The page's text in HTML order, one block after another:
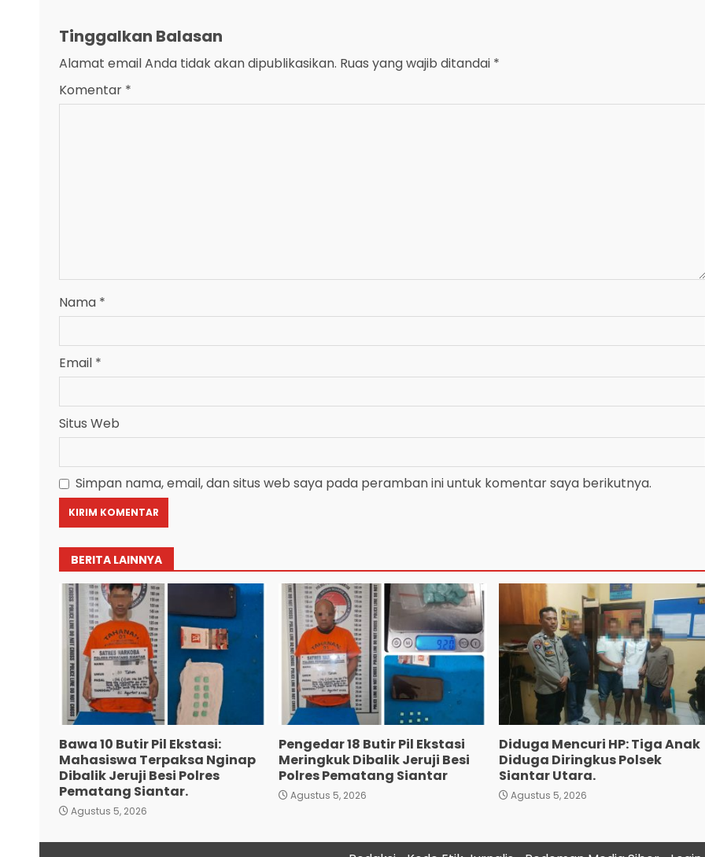
Tinggalkan Balasan
Alamat email Anda tidak akan dipublikasikan. Ruas yang wajib ditandai *
Komentar *
Nama *
Email *
Situs Web
Simpan nama, email, dan situs web saya pada peramban ini untuk komentar saya berikutnya.
BERITA LAINNYA
Bawa 10 Butir Pil Ekstasi:
Mahasiswa Terpaksa Nginap
Dibalik Jeruji Besi Polres
Pematang Siantar.
Agustus 5, 2026
Pengedar 18 Butir Pil Ekstasi
Meringkuk Dibalik Jeruji Besi
Polres Pematang Siantar
Agustus 5, 2026
Diduga Mencuri HP: Tiga Anak
Diduga Diringkus Polsek
Siantar Utara.
Agustus 5, 2026